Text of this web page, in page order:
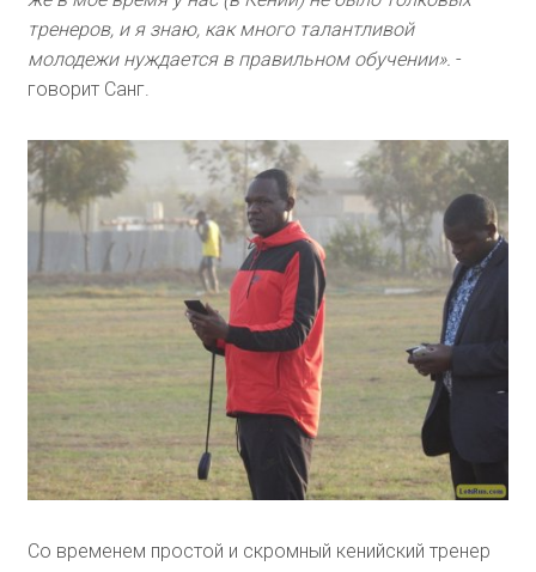
тренеров, и я знаю, как много талантливой
молодежи нуждается в правильном обучении». -
говорит Санг.
Со временем простой и скромный кенийский тренер